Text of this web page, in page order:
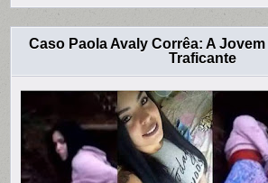
Caso Paola Avaly Corrêa: A
Traficante